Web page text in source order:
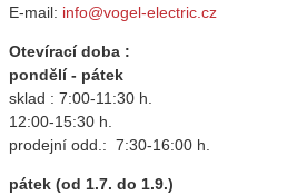
E-mail: info@vogel-electric.cz
Otevírací doba :
pondělí - pátek
sklad : 7:00-11:30 h.
12:00-15:30 h.
prodejní odd.: 7:30-16:00 h.
pátek (od 1.7. do 1.9.)